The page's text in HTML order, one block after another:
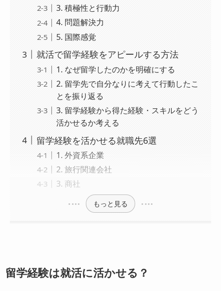
3. 積極性と行動力
4. 問題解決力
5. 国際感覚
就活で留学経験をアピールする方法
1. なぜ留学したのかを明確にする
2. 留学先で自分なりに考えて行動したこ
とを振り返る
3. 留学経験から得た経験・スキルをどう
活かせるか考える
留学経験を活かせる就職先6選
1. 外資系企業
2. 旅行関連会社
3. 商社
もっと見る
留学経験は就活に活かせる？